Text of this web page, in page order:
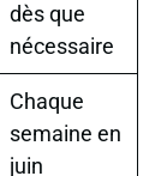
dès que
nécessaire
Chaque
semaine en
juin